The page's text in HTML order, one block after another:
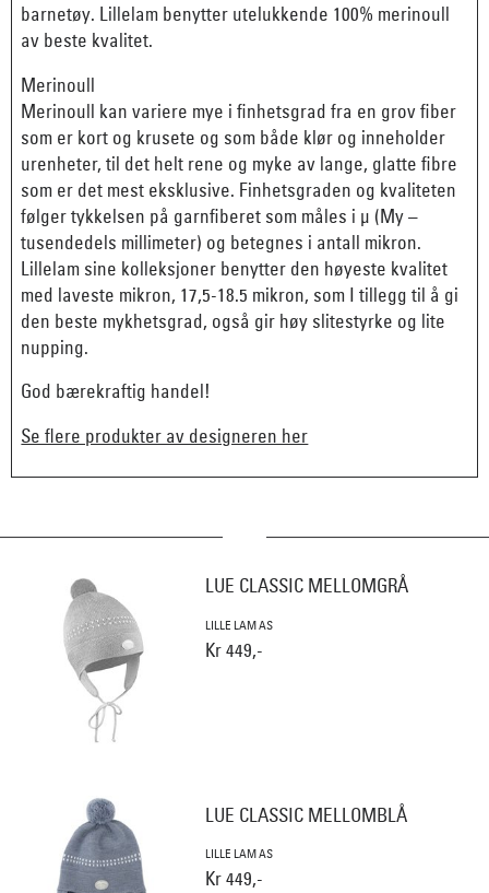
barnetøy. Lillelam benytter utelukkende 100% merinoull
av beste kvalitet.
Merinoull
Merinoull kan variere mye i finhetsgrad fra en grov fiber
som er kort og krusete og som både klør og inneholder
urenheter, til det helt rene og myke av lange, glatte fibre
som er det mest eksklusive. Finhetsgraden og kvaliteten
følger tykkelsen på garnfiberet som måles i µ (My –
tusendedels millimeter) og betegnes i antall mikron.
Lillelam sine kolleksjoner benytter den høyeste kvalitet
med laveste mikron, 17,5-18.5 mikron, som I tillegg til å gi
den beste mykhetsgrad, også gir høy slitestyrke og lite
nupping.
God bærekraftig handel!
Se flere produkter av designeren her
LUE CLASSIC MELLOMGRÅ
LILLE LAM AS
Kr 449,-
LUE CLASSIC MELLOMBLÅ
LILLE LAM AS
Kr 449,-